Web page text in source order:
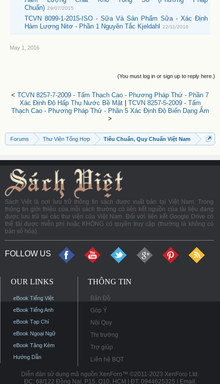
Chuẩn) 29/07/2015
TCVN 8099-1-2015-ISO - Sữa Và Sản Phẩm Sữa - Xác Định
Hàm Lượng Nitơ - Phần 1 Nguyên Tắc Kjeldahl 22/11/2016
May 1, 2016
(You must log in or sign up to reply here.)
< TCVN 8257-7-2009 - Tấm Thạch Cao - Phương Pháp Thử - Phần 7
Xác Định Độ Hấp Thụ Nước Bề Mặt| TCVN 8257-5-2009 - Tấm
Thạch Cao - Phương Pháp Thử - Phần 5 Xác Định Độ Biến Dạng Ẩm
>
Forums Thư Viện Tổng Hợp Tiêu Chuẩn, Quy Chuẩn Việt Nam
Sách Việt là nơi lưu trữ thông tin sách được xuất bản tại Việt Nam. Trong
thông tin giới thiệu của mỗi sách thường có liên kết nguồn của tài liệu đang
được lưu trữ tại các thư viện của Việt Nam. Đối với liên kết Google Drive có
thể tải được miễn phí hoặc KHÔNG có quyền truy cập (thường là không có
bản số hóa).
FOLLOW US
OUR LINKS
eBook Tiếng Việt
eBook Tiếng Anh
eBook Tạp Chí
eBook Ngoại Ngữ
eBook Tặng Kèm
Hướng Dẫn
THÔNG TIN
Bản Đồ
Góp Ý
Nội Quy
Thị trường
Trợ giúp
Liên hệ BQT
Diễn đàn sử dụng mã nguồn XenForo™ ©2011-2023 XenForo Ltd.
ĐC: 68/122 Đồng Nai, P15, Q10, HCM | ĐT: 0944625325 | Email: